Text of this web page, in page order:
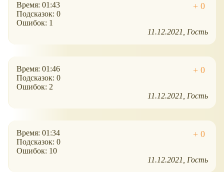
Время: 01:43
Подсказок: 0
Ошибок: 1
11.12.2021
Гость
Время: 01:46
Подсказок: 0
Ошибок: 2
11.12.2021
Гость
Время: 01:34
Подсказок: 0
Ошибок: 10
11.12.2021
Гость